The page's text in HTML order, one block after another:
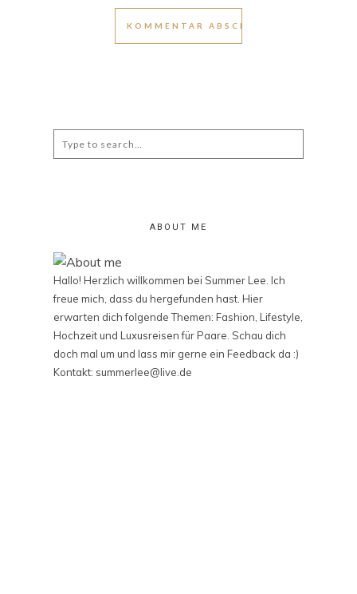
for:
ABOUT ME
Hallo! Herzlich willkommen bei Summer Lee. Ich
freue mich, dass du hergefunden hast. Hier
erwarten dich folgende Themen: Fashion, Lifestyle,
Hochzeit und Luxusreisen für Paare. Schau dich
doch mal um und lass mir gerne ein Feedback da :)
Kontakt: summerlee@live.de